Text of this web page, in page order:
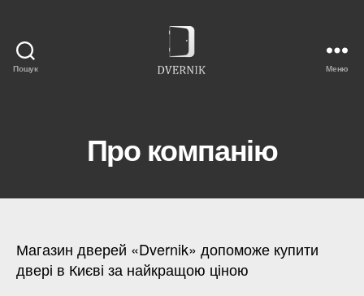
Пошук Меню
Про компанію
Магазин дверей «Dvernik» допоможе купити
двері в Києві за найкращою ціною